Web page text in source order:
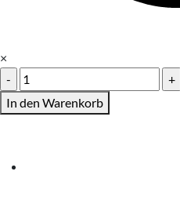
×
Cappuccino-
Tasse
Menge
In den Warenkorb